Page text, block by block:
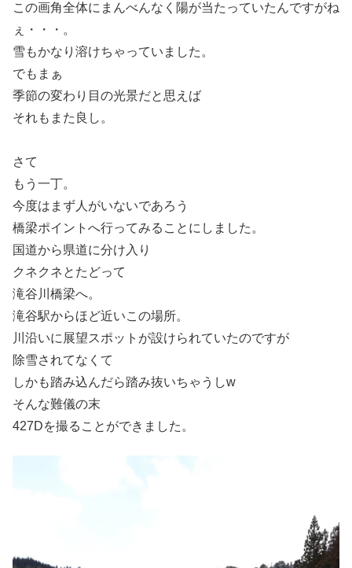
この画角全体にまんべんなく陽が当たっていたんですがね
ぇ・・・。
雪もかなり溶けちゃっていました。
でもまぁ
季節の変わり目の光景だと思えば
それもまた良し。
さて
もう一丁。
今度はまず人がいないであろう
橋梁ポイントへ行ってみることにしました。
国道から県道に分け入り
クネクネとたどって
滝谷川橋梁へ。
滝谷駅からほど近いこの場所。
川沿いに展望スポットが設けられていたのですが
除雪されてなくて
しかも踏み込んだら踏み抜いちゃうしw
そんな難儀の末
427Dを撮ることができました。